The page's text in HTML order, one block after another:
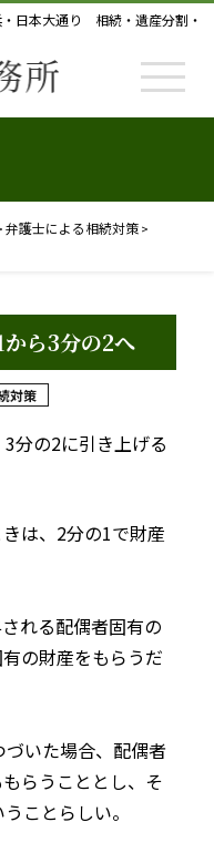
日本大通り 相続・遺産分割・
弁護士による相続対策 >
ら3分の2へ
対策
分の2に引き上げる
は、2分の1で財産
れる配偶者固有の
の財産をもらうだ
いた場合、配偶者
らうこととし、そ
ことらしい。